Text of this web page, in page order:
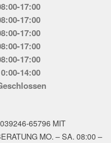
17:00
17:00
17:00
17:00
17:00
14:00
65796 MIT
MO. – SA. 08:00 –